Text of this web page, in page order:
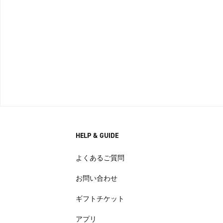
HELP & GUIDE
よくあるご質問
お問い合わせ
ギフトチケット
アプリ